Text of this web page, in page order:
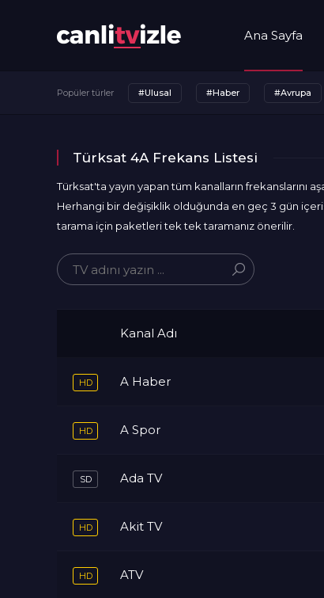
Ana Sayfa
Popüler türler #Ulusal #Haber #Avrupa
Türksat 4A Frekans Listesi
Türksat'ta yayın yapan tüm kanalların frekanslarını
Herhangi bir değişiklik olduğunda en geç 3 gün
tarama için paketleri tek tek taramanız önerilir.
Kanal Adı
A Haber
A Spor
Ada TV
Akit TV
ATV